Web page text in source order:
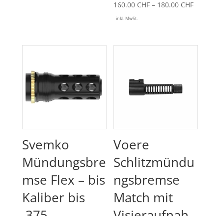
160.00 CHF – 180.00 CHF
inkl. MwSt.
Svemko
Mündungsbre
mse Flex – bis
Kaliber bis
Voere
Schlitzmündu
ngsbremse
Match mit